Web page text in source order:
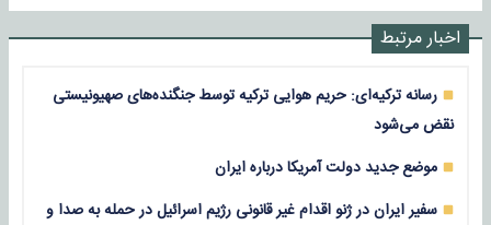
اخبار مرتبط
رسانه ترکیه‌ای: حریم هوایی ترکیه توسط جنگنده‌های صهیونیستی
نقض می‌شود
موضع جدید دولت آمریکا درباره ایران
سفیر ایران در ژنو اقدام غیر قانونی رژیم اسرائیل در حمله به صدا و